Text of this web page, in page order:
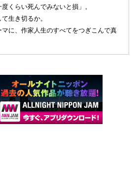
くらい死んでみないと損」。
生き切るか。
に、作家人生のすべてをつぎこんで真